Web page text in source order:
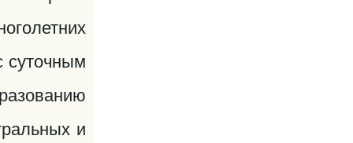
суточным
и